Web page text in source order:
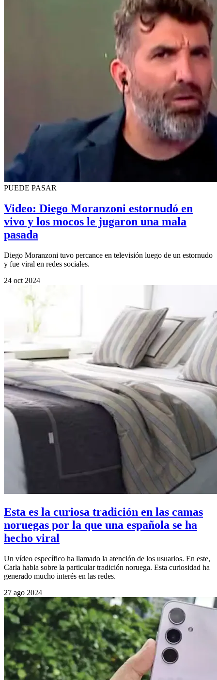
PUEDE PASAR
Video: Diego Moranzoni estornudó en
vivo y los mocos le jugaron una mala
pasada
Diego Moranzoni tuvo percance en televisión luego de un estornudo
y fue viral en redes sociales.
24 oct 2024
Esta es la curiosa tradición en las camas
noruegas por la que una española se ha
hecho viral
Un vídeo específico ha llamado la atención de los usuarios. En este,
Carla habla sobre la particular tradición noruega. Esta curiosidad ha
generado mucho interés en las redes.
27 ago 2024